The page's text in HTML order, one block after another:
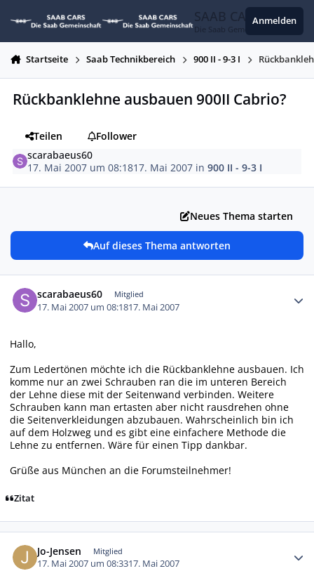
SAAB CARS
Die Saab Gemeinschaft
Anmelden
Startseite Saab Technikbereich 900 II - 9-3 I
Rückbanklehne ausbauen 900II Cabrio?
Teilen
Follower
scarabaeus60
17. Mai 2007 um 08:1817. Mai 2007 in900 II - 9-3 I
Neues Thema starten
Auf dieses Thema antworten
scarabaeus60 Mitglied
17. Mai 2007 um 08:1817. Mai 2007
Hallo,
Zum Ledertönen möchte ich die Rückbanklehne ausbauen. Ich
komme nur an zwei Schrauben ran die im unteren Bereich
der Lehne diese mit der Seitenwand verbinden. Weitere
Schrauben kann man ertasten aber nicht rausdrehen ohne
die Seitenverkleidungen abzubauen. Wahrscheinlich bin ich
auf dem Holzweg und es gibt eine einfachere Methode die
Lehne zu entfernen. Wäre für einen Tipp dankbar.
Grüße aus München an die Forumsteilnehmer!
Zitat
Jo-Jensen Mitglied
17. Mai 2007 um 08:3317. Mai 2007